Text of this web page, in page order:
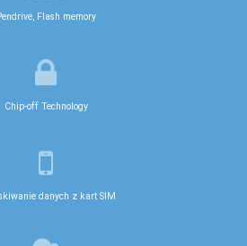
Flash memory
Chip-off Technology
danych z kart SIM